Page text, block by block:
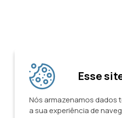
Esse
Nós armazenamos dados
a sua experiência de